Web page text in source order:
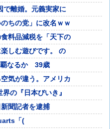
で離婚。元義実家に
ちの党」に改名ｗｗ
料品減税を「天下の
しむ遊びです。 の
覇なるか 39歳
気が違う。アメリカ
の『日本びいき』
聞記者を逮捕
「(